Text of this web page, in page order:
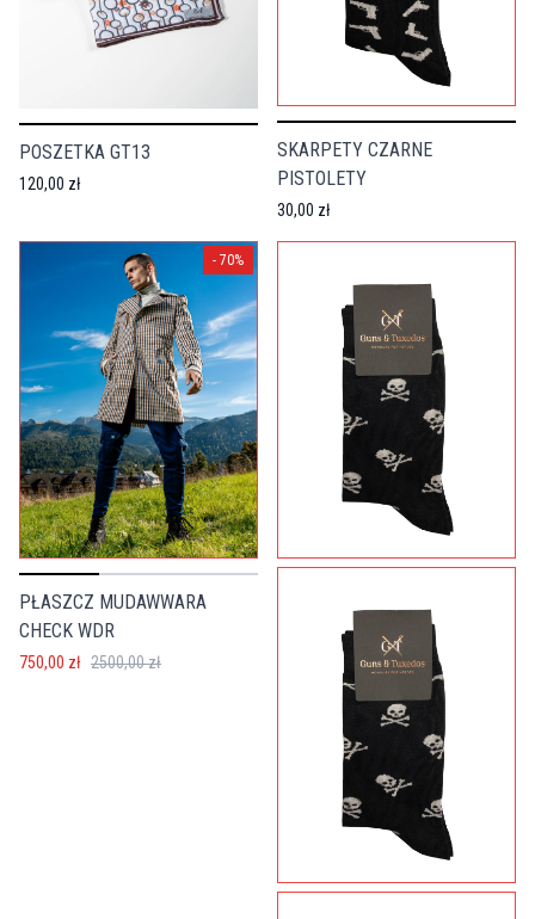
POSZETKA GT13
120,00 zł
SKARPETY CZARNE
PISTOLETY
30,00 zł
- 70%
PŁASZCZ MUDAWWARA
CHECK WDR
750,00 zł 2500,00 zł